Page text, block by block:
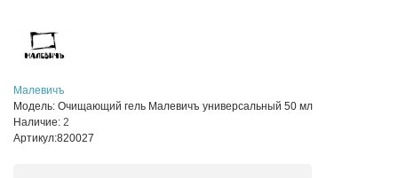
Малевичъ
Модель: Очищающий гель Малевичъ универсальный 50 мл
Наличие: 2
Артикул:820027